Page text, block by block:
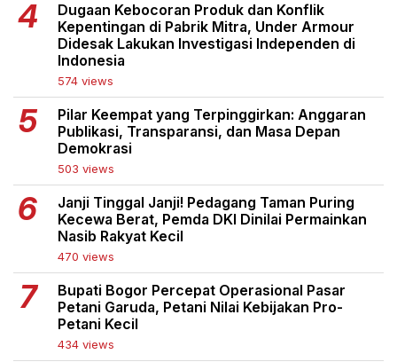
Dugaan Kebocoran Produk dan Konflik
Kepentingan di Pabrik Mitra, Under Armour
Didesak Lakukan Investigasi Independen di
Indonesia
574 views
Pilar Keempat yang Terpinggirkan: Anggaran
Publikasi, Transparansi, dan Masa Depan
Demokrasi
503 views
Janji Tinggal Janji! Pedagang Taman Puring
Kecewa Berat, Pemda DKI Dinilai Permainkan
Nasib Rakyat Kecil
470 views
Bupati Bogor Percepat Operasional Pasar
Petani Garuda, Petani Nilai Kebijakan Pro-
Petani Kecil
434 views